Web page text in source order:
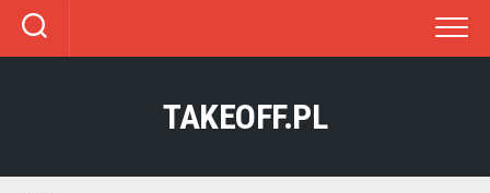
Skip
content
TAKEOFF.PL